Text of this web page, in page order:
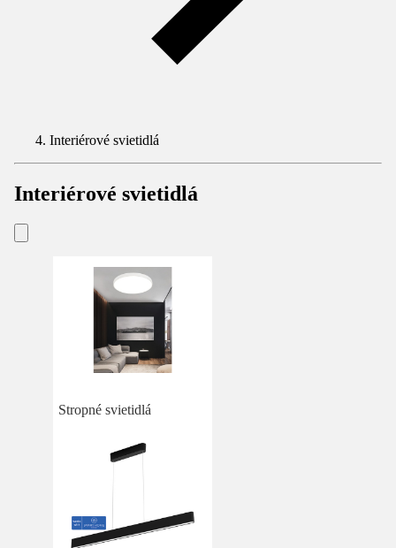
Interiérové svietidlá
Interiérové svietidlá
Stropné svietidlá